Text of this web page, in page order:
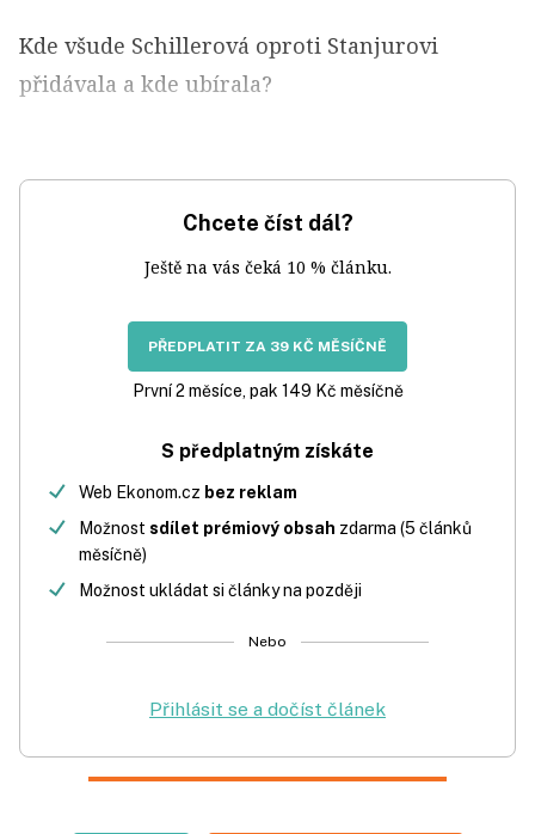
Kde všude Schillerová oproti Stanjurovi
přidávala a kde ubírala?
Chcete číst dál?
Ještě na vás čeká 10 % článku.
PŘEDPLATIT ZA 39 KČ MĚSÍČNĚ
První 2 měsíce, pak 149 Kč měsíčně
S předplatným získáte
Web Ekonom.cz bez reklam
Možnost sdílet prémiový obsah zdarma (5 článků
měsíčně)
Možnost ukládat si články na později
Nebo
Přihlásit se a dočíst článek